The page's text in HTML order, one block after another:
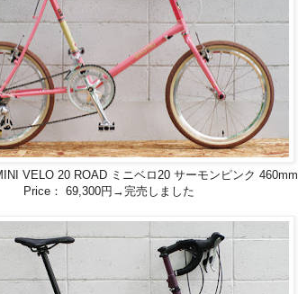
VELO 20 ROAD ミニベロ20 サーモンピンク 460mm
Price： 69,300円→完売しました